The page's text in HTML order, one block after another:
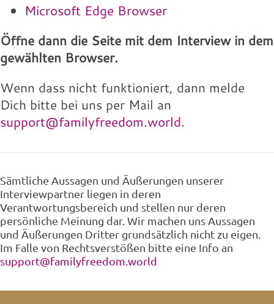
Microsoft Edge Browser
Öffne dann die Seite mit dem Interview in dem
gewählten Browser.
Wenn dass nicht funktioniert, dann melde
Dich bitte bei uns per Mail an
support@familyfreedom.world.
Sämtliche Aussagen und Äußerungen unserer
Interviewpartner liegen in deren
Verantwortungsbereich und stellen nur deren
persönliche Meinung dar. Wir machen uns Aussagen
und Äußerungen Dritter grundsätzlich nicht zu eigen.
Im Falle von Rechtsverstößen bitte eine Info an
support@familyfreedom.world